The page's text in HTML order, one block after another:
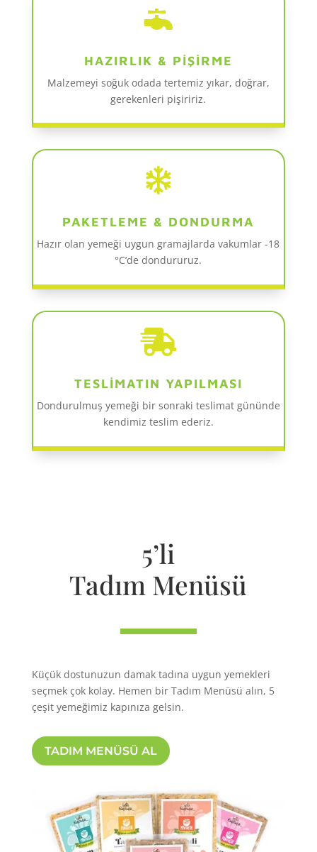

HAZIRLIK & PİŞİRME
Malzemeyi soğuk odada tertemiz yıkar, doğrar,
gerekenleri pişiririz.

PAKETLEME & DONDURMA
Hazır olan yemeği uygun gramajlarda vakumlar -18
°C’de dondururuz.

TESLİMATIN YAPILMASI
Dondurulmuş yemeği bir sonraki teslimat gününde
kendimiz teslim ederiz.
5’li
Tadım Menüsü
Küçük dostunuzun damak tadına uygun yemekleri
seçmek çok kolay. Hemen bir Tadım Menüsü alın, 5
çeşit yemeğimiz kapınıza gelsin.
TADIM MENÜSÜ AL